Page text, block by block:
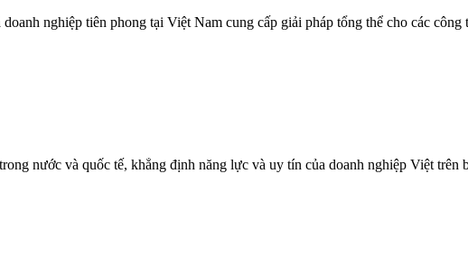
nghiệp tiên phong tại Việt Nam cung cấp giải pháp tổng thể cho các
nước và quốc tế, khẳng định năng lực và uy tín của doanh nghiệp Việt trên